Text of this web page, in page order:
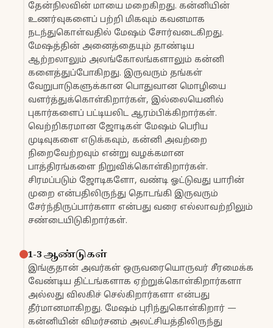
தேன்நிலவின் மாயை மறைகிறது. கன்னியின்
உணர்வுகளைப் பற்றி மிகவும் கவனமாக
நடந்துகொள்வதில் மேஷம் சோர்வடைகிறது.
மேஷத்தின் அனைத்தையும் தாண்டிய
ஆற்றலாலும் அலங்கோலங்களாலும் கன்னி
களைத்துப்போகிறது. இருவரும் தங்கள்
வேறுபாடுகளுக்கான பொதுவான மொழியை
வளர்த்துக்கொள்கிறார்கள், இல்லையெனில்
புகார்களைப் பட்டியலிட ஆரம்பிக்கிறார்கள்.
வெற்றிகரமான ஜோடிகள் மேஷம் பெரிய
முடிவுகளை எடுக்கவும், கன்னி அவற்றை
நிறைவேற்றவும் என்று வழக்கமான
பாத்திரங்களை நிறுவிக்கொள்கிறார்கள்.
சிரமப்படும் ஜோடிகளோ, வண்டி ஓட்டுவது யாரின்
முறை என்பதிலிருந்து தொடங்கி இருவரும்
சேர்ந்திருப்பார்களா என்பது வரை எல்லாவற்றிலும்
சண்டையிடுகிறார்கள்.
1-3 ஆண்டுகள்
இங்குதான் அவர்கள் ஒருவரையொருவர் சீரமைக்க
வேண்டிய திட்டங்களாக ஏற்றுக்கொள்கிறார்களா
அல்லது விலகிச் செல்கிறார்களா என்பது
தீர்மானமாகிறது. மேஷம் புரிந்துகொள்கிறார் —
கன்னியின் விமர்சனம் அலட்சியத்திலிருந்து